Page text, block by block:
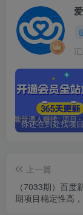
上一篇
（7033期）百度
期项目稳定性高